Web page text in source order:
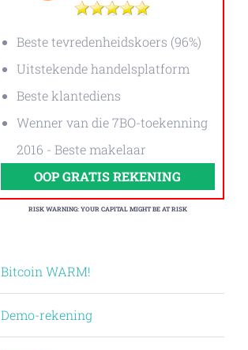
Beste tevredenheidskoers (96%)
Uitstekende handelsplatform
Beste klantediens
Wenner van die 7BO-toekenning
2016 - Beste makelaar
OOP GRATIS REKENING
RISK WARNING: YOUR CAPITAL MIGHT BE AT RISK
Bitcoin WARM!
Demo-rekening